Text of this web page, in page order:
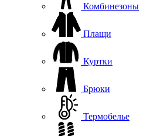
Комбинезоны
Плащи
Куртки
Брюки
Термобелье